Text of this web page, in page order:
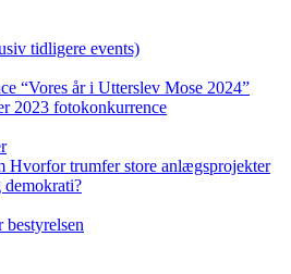
tidligere events)
“Vores år i Utterslev Mose 2024”
2023 fotokonkurrence
Hvorfor trumfer store anlægsprojekter
demokrati?